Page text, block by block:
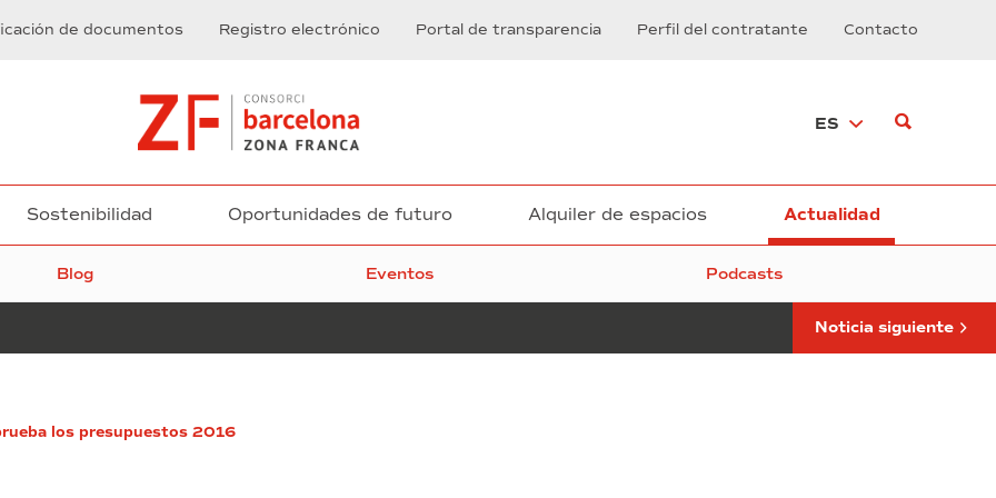
de documentos Registro electrónico Portal de transparencia Perfil del contratante Contacto
ES
Sostenibilidad Oportunidades de futuro Alquiler de espacios Actualidad
Blog Eventos Podcasts
edición
con
del
Consorci
Noticia siguiente
los presupuestos 2016